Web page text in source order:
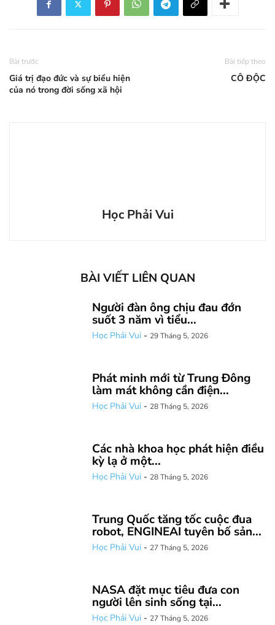
Bài trước
Giá trị đạo đức và sự biểu hiện
của nó trong đời sống xã hội
Bài tiếp theo
CÔ ĐỘC
Học Phải Vui
BÀI VIẾT LIÊN QUAN
Người đàn ông chịu đau đớn
suốt 3 năm vì tiểu...
Học Phải Vui - 29 Tháng 5, 2026
Phát minh mới từ Trung Đông
làm mát không cần điện...
Học Phải Vui - 28 Tháng 5, 2026
Các nhà khoa học phát hiện điều
kỳ lạ ở một...
Học Phải Vui - 28 Tháng 5, 2026
Trung Quốc tăng tốc cuộc đua
robot, ENGINEAI tuyên bố sản...
Học Phải Vui - 27 Tháng 5, 2026
NASA đặt mục tiêu đưa con
người lên sinh sống tại...
Học Phải Vui - 27 Tháng 5, 2026